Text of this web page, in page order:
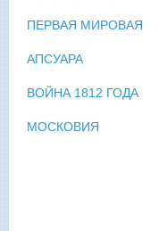
ПЕРВАЯ МИРОВАЯ
АПСУАРА
ВОЙНА 1812 ГОДА
МОСКОВИЯ